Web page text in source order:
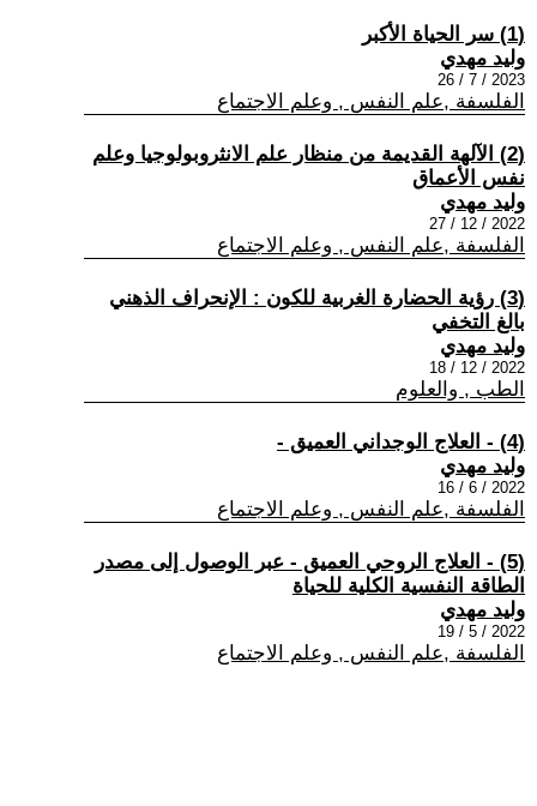
(1) سر الحياة الأكبر
وليد مهدي
2023 / 7 / 26
الفلسفة ,علم النفس , وعلم الاجتماع
(2) الآلهة القديمة من منظار علم الانثروبولوجيا وعلم
نفس الأعماق
وليد مهدي
2022 / 12 / 27
الفلسفة ,علم النفس , وعلم الاجتماع
(3) رؤية الحضارة الغربية للكون : الإنحراف الذهني
بالغ التخفي
وليد مهدي
2022 / 12 / 18
الطب , والعلوم
(4) - العلاج الوجداني العميق -
وليد مهدي
2022 / 6 / 16
الفلسفة ,علم النفس , وعلم الاجتماع
(5) - العلاج الروحي العميق - عبر الوصول إلى مصدر
الطاقة النفسية الكلية للحياة
وليد مهدي
2022 / 5 / 19
الفلسفة ,علم النفس , وعلم الاجتماع